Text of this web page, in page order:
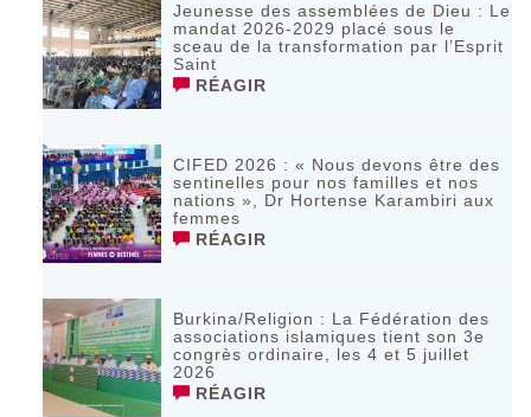
Jeunesse des assemblées de Dieu : Le
mandat 2026-2029 placé sous le
sceau de la transformation par l’Esprit
Saint
RÉAGIR
CIFED 2026 : « Nous devons être des
sentinelles pour nos familles et nos
nations », Dr Hortense Karambiri aux
femmes
RÉAGIR
Burkina/Religion : La Fédération des
associations islamiques tient son 3e
congrès ordinaire, les 4 et 5 juillet
2026
RÉAGIR